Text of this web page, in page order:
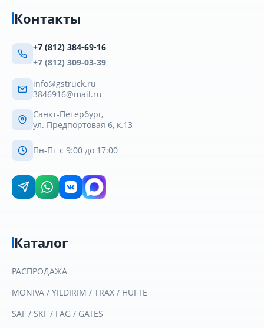
Контакты
+7 (812) 384-69-16
+7 (812) 309-03-39
info@gstruck.ru
3846916@mail.ru
Санкт-Петербург,
ул. Предпортовая 6, к.13
Пн-Пт с 9:00 до 17:00
Каталог
РАСПРОДАЖА
MONIVA / YILDIRIM / TRAX / HUFTE
SAF / SKF / FAG / GATES